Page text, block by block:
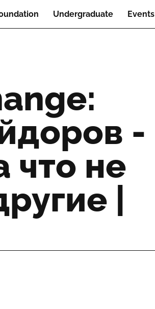
Undergraduate Events
-
что не
|